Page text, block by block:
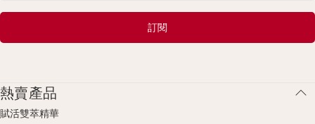
訂閱
熱賣產品
賦活雙萃精華